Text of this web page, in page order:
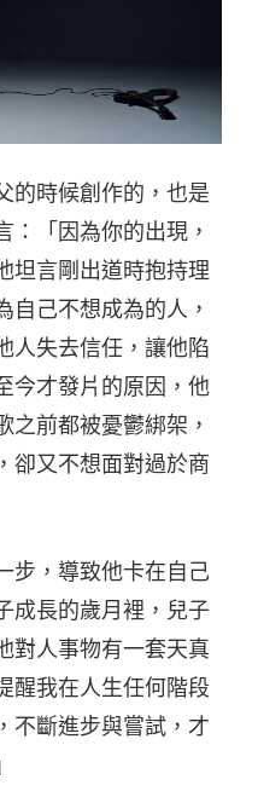
的時候創作的，也是
：「因為你的出現，
坦言剛出道時抱持理
自己不想成為的人，
人失去信任，讓他陷
今才發片的原因，他
之前都被憂鬱綁架，
卻又不想面對過於商
步，導致他卡在自己
成長的歲月裡，兒子
對人事物有一套天真
醒我在人生任何階段
不斷進步與嘗試，才